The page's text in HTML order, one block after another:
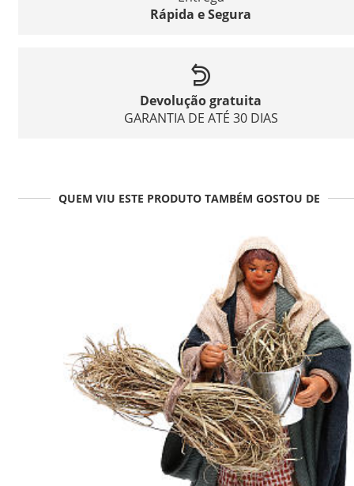
Rápida e Segura
Devolução gratuita
GARANTIA DE ATÉ 30 DIAS
QUEM VIU ESTE PRODUTO TAMBÉM GOSTOU DE